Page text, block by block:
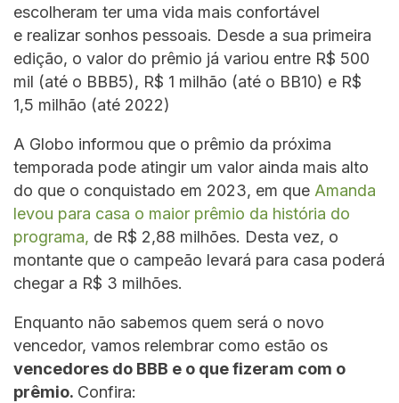
escolheram ter uma vida mais confortável
e realizar sonhos pessoais. Desde a sua primeira
edição, o valor do prêmio já variou entre R$ 500
mil (até o BBB5), R$ 1 milhão (até o BB10) e R$
1,5 milhão (até 2022)
A Globo informou que o prêmio da próxima
temporada pode atingir um valor ainda mais alto
do que o conquistado em 2023, em que Amanda
levou para casa o maior prêmio da história do
programa, de R$ 2,88 milhões. Desta vez, o
montante que o campeão levará para casa poderá
chegar a R$ 3 milhões.
Enquanto não sabemos quem será o novo
vencedor, vamos relembrar como estão os
vencedores do BBB e o que fizeram com o
prêmio. Confira: